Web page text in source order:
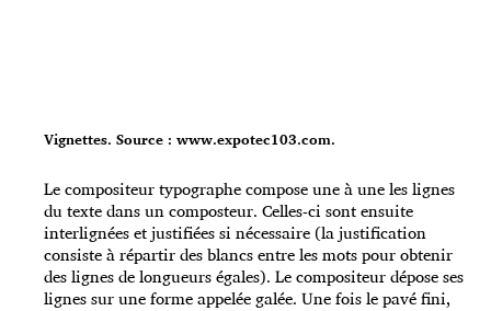
Vignettes. Source : www.expotec103.com.
Le compositeur typographe compose une à une les lignes
du texte dans un composteur. Celles-ci sont ensuite
interlignées et justifiées si nécessaire (la justification
consiste à répartir des blancs entre les mots pour obtenir
des lignes de longueurs égales). Le compositeur dépose ses
lignes sur une forme appelée galée. Une fois le pavé fini,